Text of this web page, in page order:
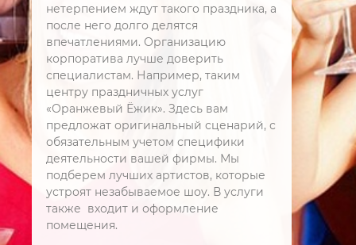
нетерпением ждут такого праздника, а
после него долго делятся
впечатлениями. Организацию
корпоратива лучше доверить
специалистам. Например, таким
центру праздничных услуг
«Оранжевый Ёжик». Здесь вам
предложат оригинальный сценарий, с
обязательным учетом специфики
деятельности вашей фирмы. Мы
подберем лучших артистов, которые
устроят незабываемое шоу. В услуги
также входит и оформление
помещения.